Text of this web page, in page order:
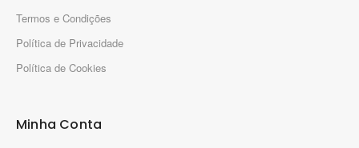
Termos e Condições
Política de Privacidade
Política de Cookies
Minha Conta